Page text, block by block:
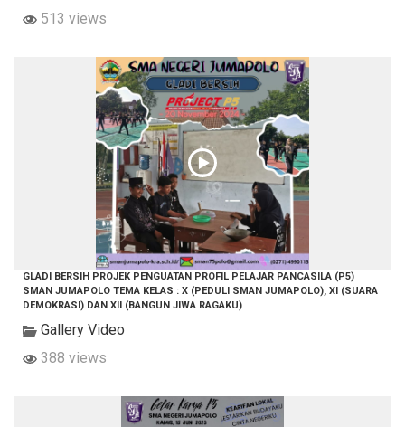
513 views
GLADI BERSIH PROJEK PENGUATAN PROFIL PELAJAR PANCASILA (P5)
SMAN JUMAPOLO TEMA KELAS : X (PEDULI SMAN JUMAPOLO), XI (SUARA
DEMOKRASI) DAN XII (BANGUN JIWA RAGAKU)
Gallery Video
388 views